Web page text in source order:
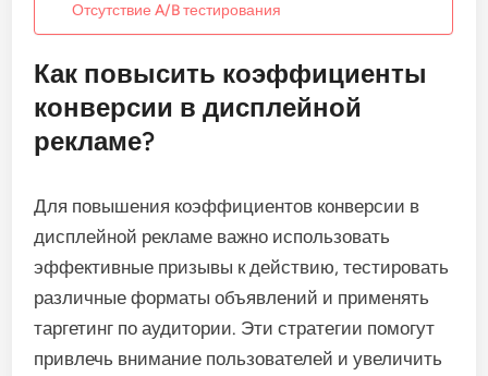
Отсутствие A/B тестирования
Как повысить коэффициенты
конверсии в дисплейной
рекламе?
Для повышения коэффициентов конверсии в
дисплейной рекламе важно использовать
эффективные призывы к действию, тестировать
различные форматы объявлений и применять
таргетинг по аудитории. Эти стратегии помогут
привлечь внимание пользователей и увеличить